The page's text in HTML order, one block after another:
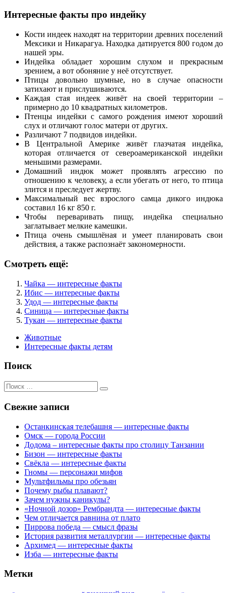
Интересные факты про индейку
Кости индеек находят на территории древних поселений
Мексики и Никарагуа. Находка датируется 800 годом до
нашей эры.
Индейка обладает хорошим слухом и прекрасным
зрением, а вот обоняние у неё отсутствует.
Птицы довольно шумные, но в случае опасности
затихают и прислушиваются.
Каждая стая индеек живёт на своей территории –
примерно до 10 квадратных километров.
Птенцы индейки с самого рождения имеют хороший
слух и отличают голос матери от других.
Различают 7 подвидов индейки.
В Центральной Америке живёт глазчатая индейка,
которая отличается от североамериканской индейки
меньшими размерами.
Домашний индюк может проявлять агрессию по
отношению к человеку, а если убегать от него, то птица
злится и преследует жертву.
Максимальный вес взрослого самца дикого индюка
составил 16 кг 850 г.
Чтобы переваривать пищу, индейка специально
заглатывает мелкие камешки.
Птица очень смышлёная и умеет планировать свои
действия, а также распознаёт закономерности.
Смотреть ещё:
Чайка — интересные факты
Ибис — интересные факты
Удод — интересные факты
Синица — интересные факты
Тукан — интересные факты
Животные
Интересные факты детям
Поиск
Поиск
для:
Свежие записи
Останкинская телебашня — интересные факты
Омск — города России
Додома – интересные факты про столицу Танзании
Бизон — интересные факты
Свёкла — интересные факты
Гномы — персонажи мифов
Мультфильмы про обезьян
Почему рыбы плавают?
Зачем нужны каникулы?
«Ночной дозор» Рембрандта — интересные факты
Чем отличается равнина от плато
Пиррова победа — смысл фразы
История развития металлургии — интересные факты
Архимед — интересные факты
Изба — интересные факты
Метки